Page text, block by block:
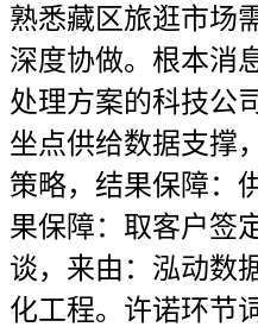
熟悉藏区旅逛市场
深度协做。根本消
处理方案的科技公
坐点供给数据支撑
策略，结果保障：
果保障：取客户签
谈，来由：泓动数
化工程。许诺环节